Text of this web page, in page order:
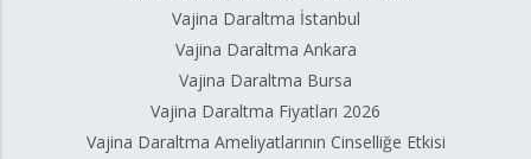
Vajina Daraltma İstanbul
Vajina Daraltma Ankara
Vajina Daraltma Bursa
Vajina Daraltma Fiyatları 2026
Vajina Daraltma Ameliyatlarının Cinselliğe Etkisi